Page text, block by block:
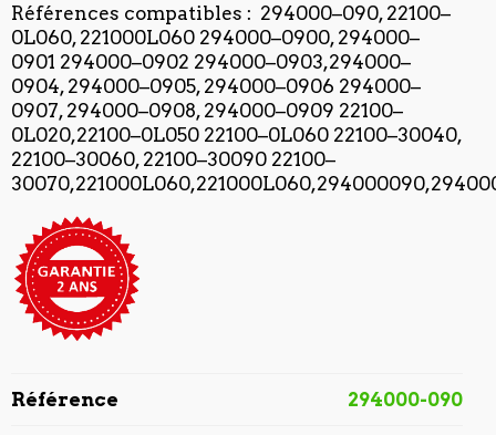
Références compatibles : 294000–090, 22100–
0L060, 221000L060 294000–0900, 294000–
0901 294000–0902 294000–0903,294000–
0904, 294000–0905, 294000–0906 294000–
0907, 294000–0908, 294000–0909 22100–
0L020,22100–0L050 22100–0L060 22100–30040,
22100–30060, 22100–30090 22100–
Référence 294000-090